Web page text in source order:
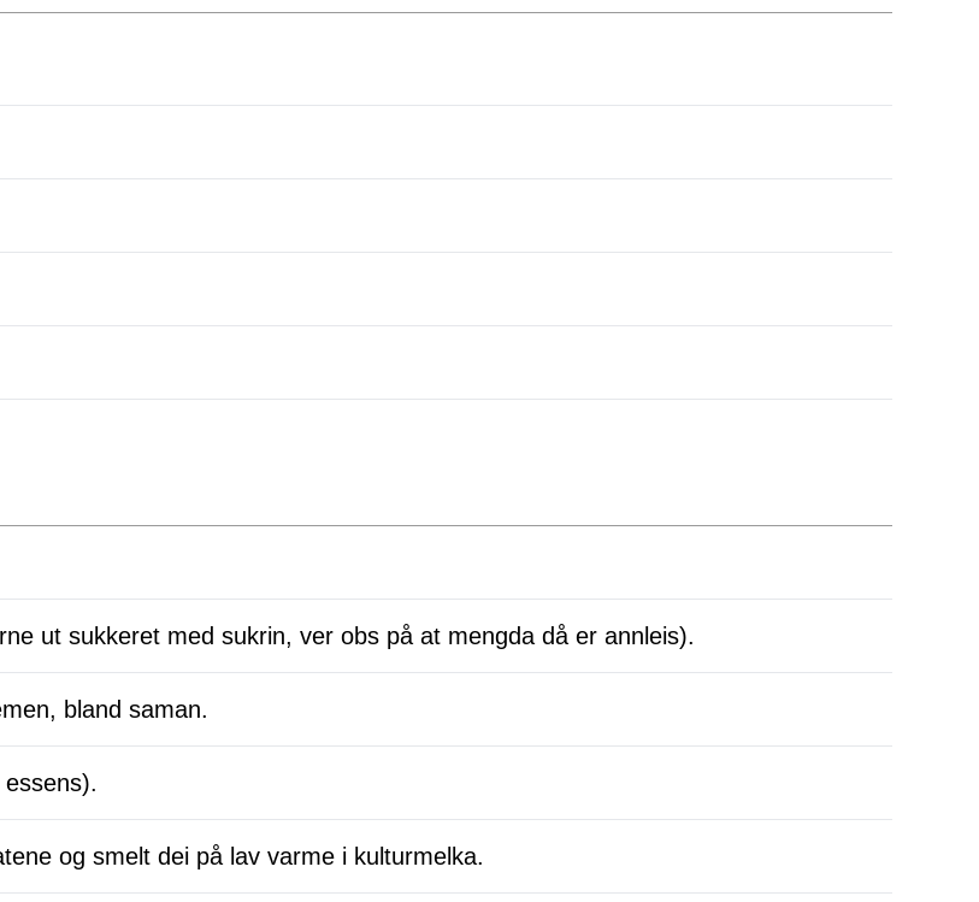
ut sukkeret med sukrin, ver obs på at mengda då er annleis).
bland saman.
og smelt dei på lav varme i kulturmelka.